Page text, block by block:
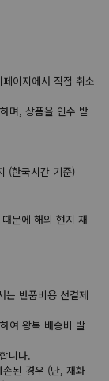
이지에서 직접 취소
며, 상품을 인수 받
(한국시간 기준)
문에 해외 현지 재
는 반품비용 선결제
여 왕복 배송비 발
니다.
된 경우 (단, 재화